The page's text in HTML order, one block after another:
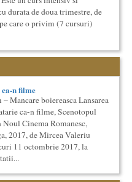
II)
de cultura generala
I)
cu Universitatea
Palatul Universul,
durata de doua trimestre, de
care o privim (7 cursuri)
n filme
Mancare boiereasca Lansarea
ca-n filme, Scenotopul
Cinema Romanesc,
2017, de Mircea Valeriu
11 octombrie 2017, la